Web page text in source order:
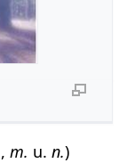
,m. u.n.)